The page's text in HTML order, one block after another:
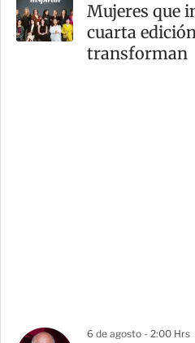
Mujeres que
cuarta
transforman
6 de agosto - 2:00 Hrs